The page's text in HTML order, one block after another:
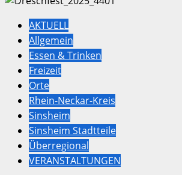
AKTUELL
Allgemein
Essen & Trinken
Freizeit
Orte
Rhein-Neckar-Kreis
Sinsheim
Sinsheim Stadtteile
Überregional
VERANSTALTUNGEN